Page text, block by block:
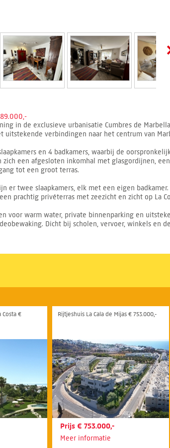
in de exclusieve urbanisatie Cumbres de
uitstekende verbindingen naar het centrum van
en 4 badkamers, waarbij de
een afgesloten inkomhal met glasgordijnen,
tot een groot terras.
er twee slaapkamers, elk met een eigen
prachtig privéterras met zeezicht en zicht op La
voor warm water, private binnenparking en
Dicht bij scholen, vervoer, winkels en
€
Rijtjeshuis La Cala de Mijas € 753.000,-
Prijs € 753.000,-
Meer informatie